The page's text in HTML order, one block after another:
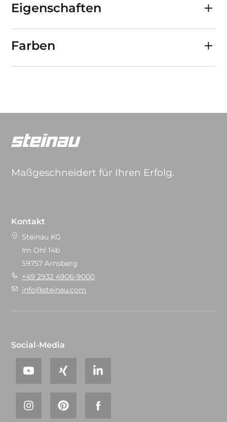
Eigenschaften
Farben
Maßgeschneidert für Ihren Erfolg.
Kontakt
Steinau KG
Im Ohl 14b
59757 Arnsberg
+49 2932 4906-9000
info@steinau.com
Social-Media